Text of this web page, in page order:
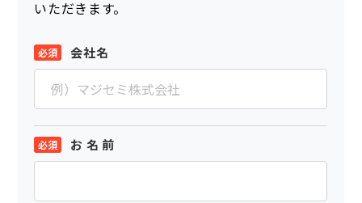
いただきます。
会社名
お 名 前